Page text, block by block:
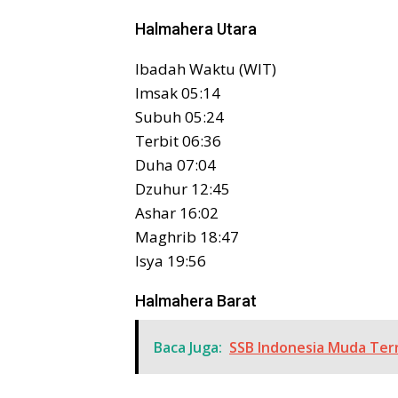
Halmahera Utara
Ibadah Waktu (WIT)
Imsak 05:14
Subuh 05:24
Terbit 06:36
Duha 07:04
Dzuhur 12:45
Ashar 16:02
Maghrib 18:47
Isya 19:56
Halmahera Barat
Baca Juga: SSB Indonesia Muda